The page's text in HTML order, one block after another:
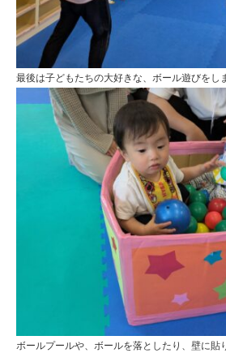
最後は子どもたちの大好きな、ボール遊びをし
ボールプールや、ボールを落としたり、壁に貼